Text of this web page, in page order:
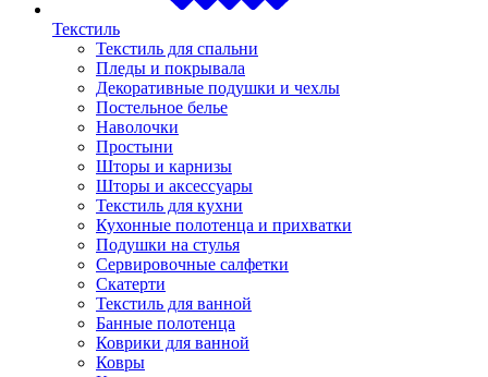
Текстиль
Текстиль для спальни
Пледы и покрывала
Декоративные подушки и чехлы
Постельное белье
Наволочки
Простыни
Шторы и карнизы
Шторы и аксессуары
Текстиль для кухни
Кухонные полотенца и прихватки
Подушки на стулья
Сервировочные салфетки
Скатерти
Текстиль для ванной
Банные полотенца
Коврики для ванной
Ковры